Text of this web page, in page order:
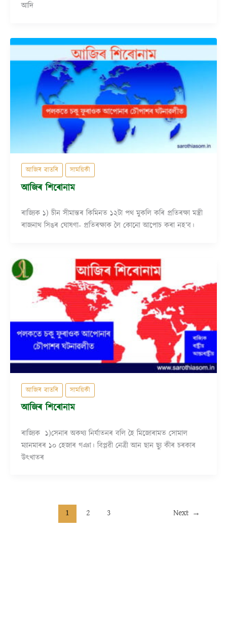
আদি
আজিৰ বাতৰি সাময়িকী
আজিৰ শিৰোনাম
ৰাজ্যিক ১) চীন সীমান্তৰ কিমিনত ১২টা পথ মুকলি কৰি প্ৰতিৰক্ষা মন্ত্ৰী
ৰাজনাথ সিঙৰ ঘোষণা- প্ৰতিৰক্ষাক লৈ কোনো আপোচ কৰা নহ’ব।
আজিৰ বাতৰি সাময়িকী
আজিৰ শিৰোনাম
ৰাজ্যিক ১)সেনাৰ অকথ্য নিৰ্যাতনৰ বলি হৈ মিজোৰামত সোমাল
ম্যানমাৰৰ ১০ হেজাৰ গঞা। বিপ্লৱী নেত্ৰী আন ছান ছ্যু কীৰ চৰকাৰ
উৎখাতৰ
1 2 3 Next →